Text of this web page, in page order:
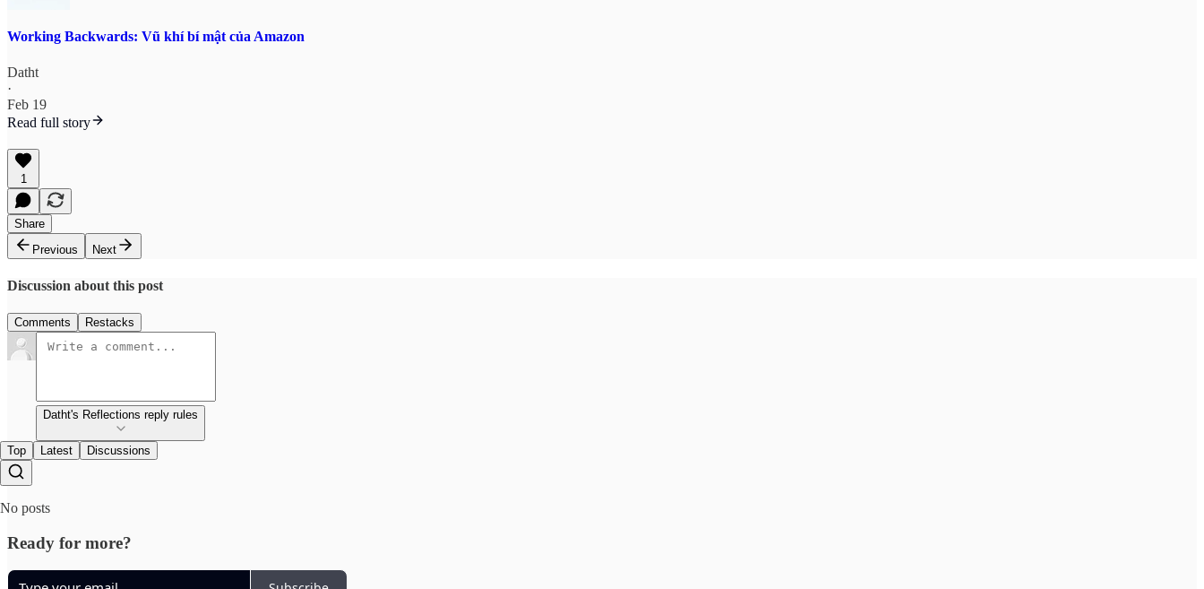
Working Backwards: Vũ khí bí mật của Amazon
Datht
·
Feb 19
Read full story
1
Share
Previous
Next
Discussion about this post
Comments Restacks
Datht's Reflections reply rules
Top Latest Discussions
No posts
Ready for more?